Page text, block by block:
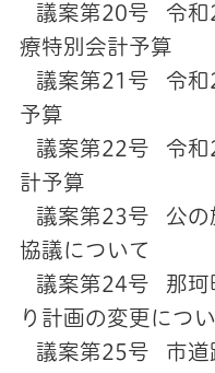
議案第20号 令和
療特別会計予算
議案第21号 令和
予算
議案第22号 令和
計予算
議案第23号 公の
協議について
議案第24号 那珂
り計画の変更につ
議案第25号 市道